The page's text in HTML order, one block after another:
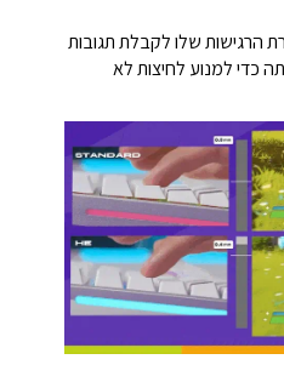
הרגישות שלו לקבלת תגובות
כדי למנוע לחיצות לא